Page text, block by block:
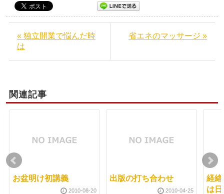
« 独立開業で悩んだ時
は
省エネのマッサージ »
関連記事
お盆明け初講義
2010-08-20
出版の打ち合わせ
2010-04-25
経
は